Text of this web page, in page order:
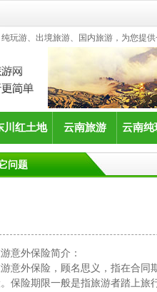
玩游、出境旅游、国内旅游，为您提供
川红土地 云南旅游 云南纯
问题
意外保险简介：
意外保险，顾名思义，指在合同
。保险期限一般是指旅游者踏上旅